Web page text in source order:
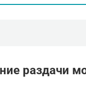
раздачи